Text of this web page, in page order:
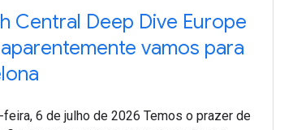
Central Deep Dive Europe
vamos para
feira, 6 de julho de 2026 Temos o prazer de